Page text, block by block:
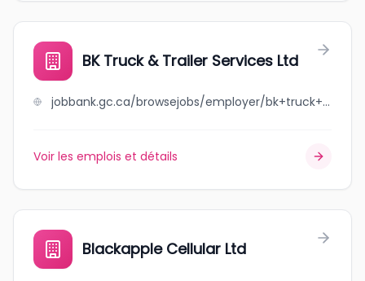
BK Truck & Trailer Services Ltd
jobbank.gc.ca/browsejobs/employer/bk+truck+%26+trailer+services+ltd/ca
Voir les emplois et détails
Blackapple Cellular Ltd